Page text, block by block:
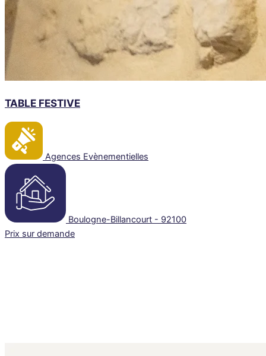
TABLE FESTIVE
Agences Evènementielles
Boulogne-Billancourt - 92100
Prix sur demande